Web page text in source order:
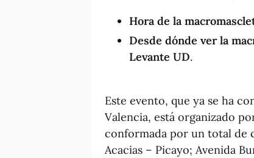
Hora de la
Desde dónde ver la
Levante UD.
Este evento, que ya se ha
Valencia, está organizado
conformada por un total de
Acacias – Picayo; Avenida